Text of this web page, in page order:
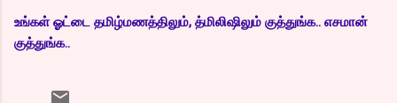
உங்கள் ஓட்டை தமிழ்மணத்திலும், த்மிலிஷிலும் குத்துங்க.. எசமான்
குத்துங்க..